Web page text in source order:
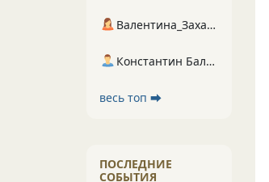
Валентина_Захарова
Константин Балухта
весь топ ⮕
ПОСЛЕДНИЕ
СОБЫТИЯ